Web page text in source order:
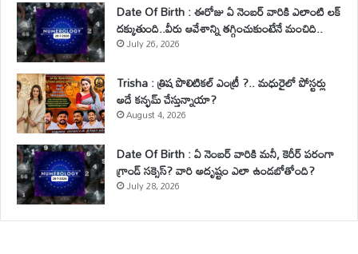
Date Of Birth : ఈరోజు ఏ నెంబర్ వారికి ఎలాంటి లక్
దక్కుతుంది..వీరు ఆవేశాన్ని తగ్గించుకుంటేనే మంచిది..
July 26, 2026
Trisha : త్రిష పొలిటికల్ ఎంట్రీ ?.. మధురైలో పోస్టర్లు
అదే కన్ఫమ్ చేస్తున్నాయా?
August 4, 2026
Date Of Birth : ఏ నెంబర్ వారికి మనీ, కెరీర్ పరంగా
గ్రాండ్ సక్సెస్? వారి అదృష్టం ఎలా ఉండబోతోంది?
July 28, 2026